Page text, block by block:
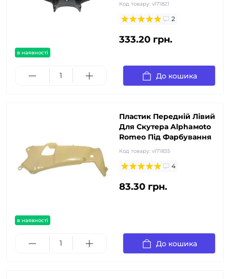
в наявності
Код товару: vl71821
2
333.20 грн.
До кошика
в наявності
Пластик Передній Лівий
Для Скутера Alphaмoto
Romeo Під Фарбування
Код товару: vl71835
4
83.30 грн.
До кошика